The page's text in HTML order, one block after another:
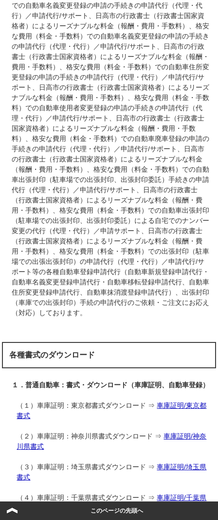
での自動車名義変更登録の申請の手続きの申請代行（代理・代
行）／申請代行/サポート、日高市の行政書士（行政書士国家資
格者）によるリーズナブルな料金（報酬・費用・手数料）、格安
な費用（料金・手数料）での自動車名義変更登録の申請の手続き
の申請代行（代理・代行）／申請代行/サポート、日高市の行政
書士（行政書士国家資格者）によるリーズナブルな料金（報酬・
費用・手数料）、格安な費用（料金・手数料）での自動車住所変
更登録の申請の手続きの申請代行（代理・代行）／申請代行/サ
ポート、日高市の行政書士（行政書士国家資格者）によるリーズ
ナブルな料金（報酬・費用・手数料）、格安な費用（料金・手数
料）での自動車使用者変更登録の申請の手続きの申請代行（代
理・代行）／申請代行/サポート、日高市の行政書士（行政書士
国家資格者）によるリーズナブルな料金（報酬・費用・手数
料）、格安な費用（料金・手数料）での自動車廃車登録の申請の
手続きの申請代行（代理・代行）／申請代行/サポート、日高市
の行政書士（行政書士国家資格者）によるリーズナブルな料金
（報酬・費用・手数料）、格安な費用（料金・手数料）での自動
車出張封印（駐車場での出張封印、出張封印委託）手続きの申請
代行（代理・代行）／申請代行/サポート、日高市の行政書士
（行政書士国家資格者）によるリーズナブルな料金（報酬・費
用・手数料）、格安な費用（料金・手数料）での自動車出張封印
（駐車場での出張封印、出張封印委託）による自宅でのナンバー
変更の代行（代理・代行）／申請サポート、日高市の行政書士
（行政書士国家資格者）によるリーズナブルな料金（報酬・費
用・手数料）、格安な費用（料金・手数料）での出張封印（駐車
場での出張出張封印）の申請代行（代理・代行）／申請代行/サ
ポート等の各種自動車登録申請代行（自動車新規登録申請代行・
自動車名義変更登録申請代行・自動車移転登録申請代行、自動車
住所変更登録申請代行、自動車抹消渡登録申請代行）、出張封印
（車庫での出張封印）手続の申請代行のご依頼・ご注文にお応え
（対応）しております。
各種書式のダウンロード
１．普通自動車：書式・ダウンロード（車庫証明、自動車登録）
（１）車庫証明：東京都書式ダウンロード ⇒車庫証明/東京都
書式
（２）車庫証明：神奈川県書式ダウンロード ⇒車庫証明/神奈
川県書式
（３）車庫証明：埼玉県書式ダウンロード ⇒車庫証明/埼玉県
書式
（４）車庫証明：千葉県書式ダウンロード ⇒車庫証明/千葉県
このページの先頭へ